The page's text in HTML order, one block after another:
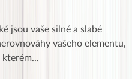
jsou vaše silné a slabé
vašeho elementu,
kterém...